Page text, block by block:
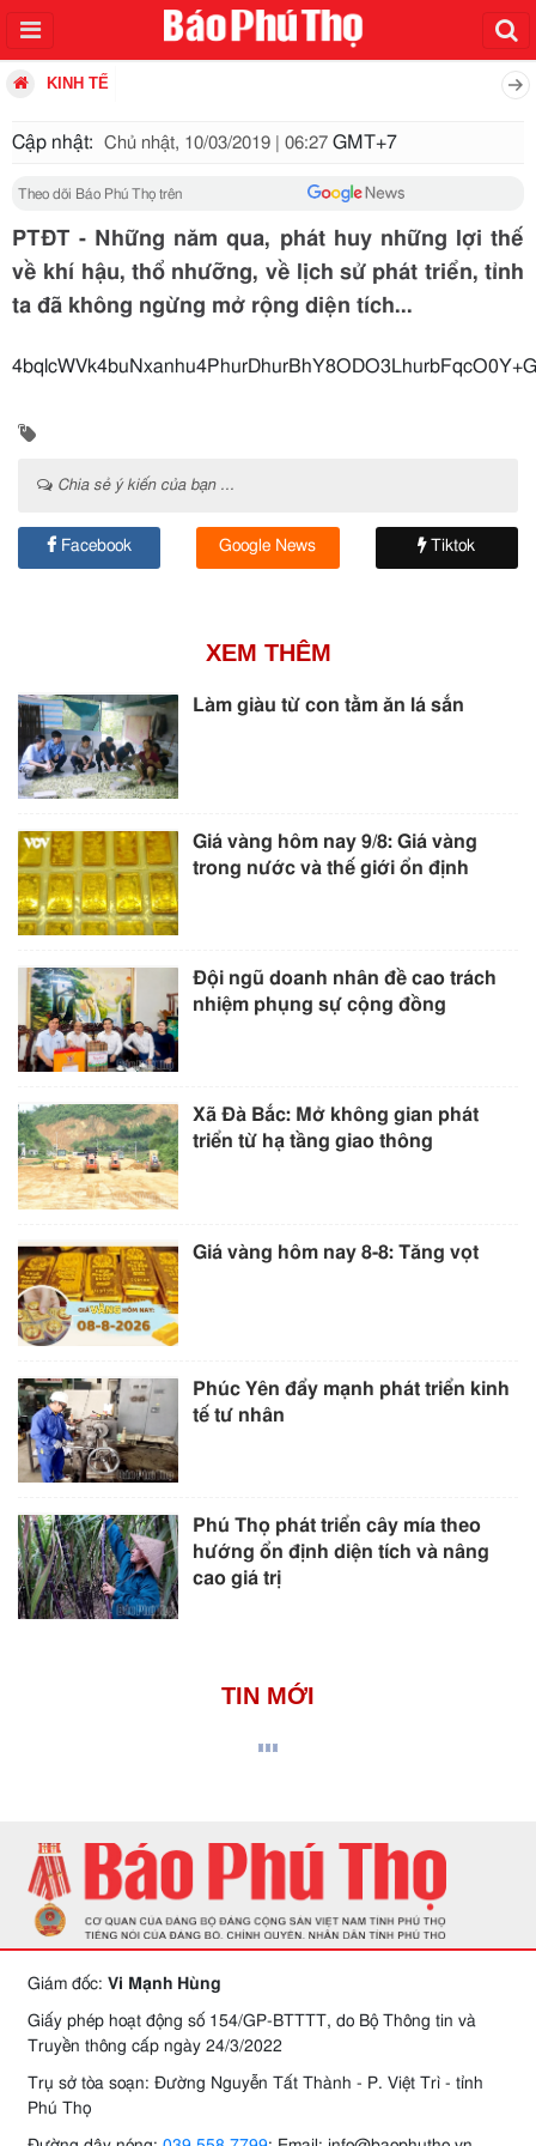
KINH TẾ
Cập nhật: Chủ nhật, 10/03/2019 | 06:27 GMT+7
Theo dõi Báo Phú Thọ trên
PTĐT - Những năm qua, phát huy những lợi thế
về khí hậu, thổ nhưỡng, về lịch sử phát triển, tỉnh
ta đã không ngừng mở rộng diện tích...
Chia sẻ ý kiến của bạn ...
Facebook Google News Tiktok
XEM THÊM
Làm giàu từ con tằm ăn lá sắn
Giá vàng hôm nay 9/8: Giá vàng
trong nước và thế giới ổn định
Đội ngũ doanh nhân đề cao trách
nhiệm phụng sự cộng đồng
Xã Đà Bắc: Mở không gian phát
triển từ hạ tầng giao thông
Giá vàng hôm nay 8-8: Tăng vọt
Phúc Yên đẩy mạnh phát triển kinh
tế tư nhân
Phú Thọ phát triển cây mía theo
hướng ổn định diện tích và nâng
cao giá trị
TIN MỚI
Giám đốc: Vi Mạnh Hùng
Giấy phép hoạt động số 154/GP-BTTTT, do Bộ Thông tin và
Truyền thông cấp ngày 24/3/2022
Trụ sở tòa soạn: Đường Nguyễn Tất Thành - P. Việt Trì - tỉnh
Phú Thọ